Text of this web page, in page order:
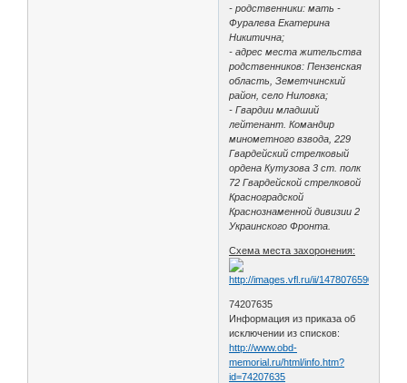
- родственники: мать -
Фуралева Екатерина
Никитична;
- адрес места жительства
родственников: Пензенская
область, Земетчинский
район, село Ниловка;
- Гвардии младший
лейтенант. Командир
минометного взвода, 229
Гвардейский стрелковый
ордена Кутузова 3 ст. полк
72 Гвардейской стрелковой
Красноградской
Краснознаменной дивизии 2
Украинского Фронта.
Схема места захоронения:
74207635
Информация из приказа об
исключении из списков:
http://www.obd-
memorial.ru/html/info.htm?
id=74207635